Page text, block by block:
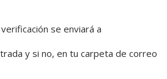
se enviará a
y si no, en tu carpeta de correo